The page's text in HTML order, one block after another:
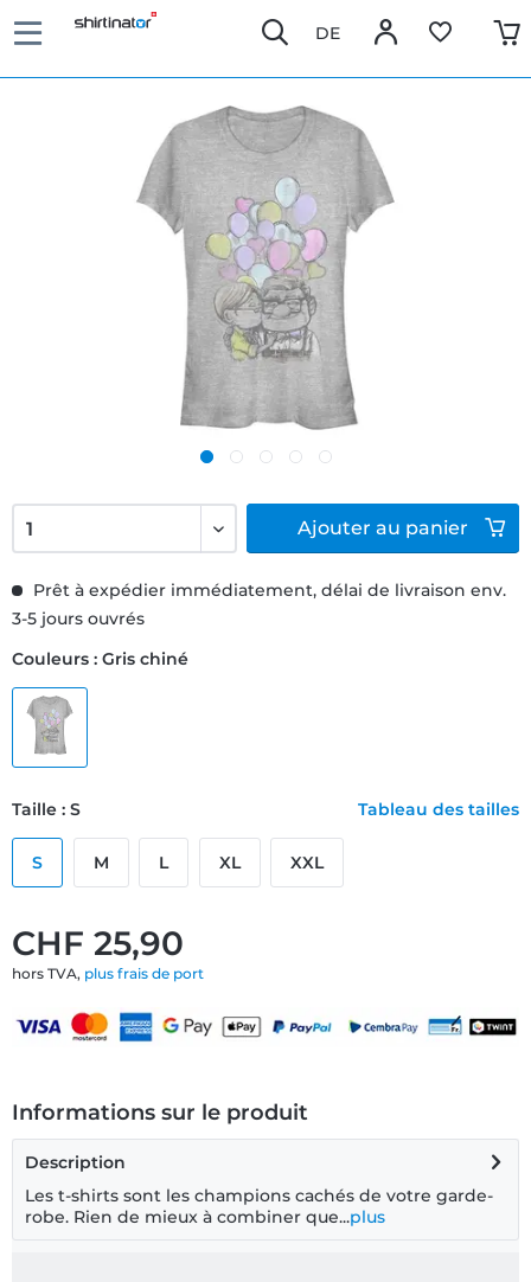
DE
CHF 25,90
hors TVA, plus frais de port
Prêt à expédier immédiatement, délai de livraison env.
3-5 jours ouvrés
Couleurs : Gris chiné
Taille : S Tableau des tailles
S M L XL XXL
Ajouter au panier
Informations sur le produit
Description
Les t-shirts sont les champions cachés de votre garde-
robe. Rien de mieux à combiner que...plus